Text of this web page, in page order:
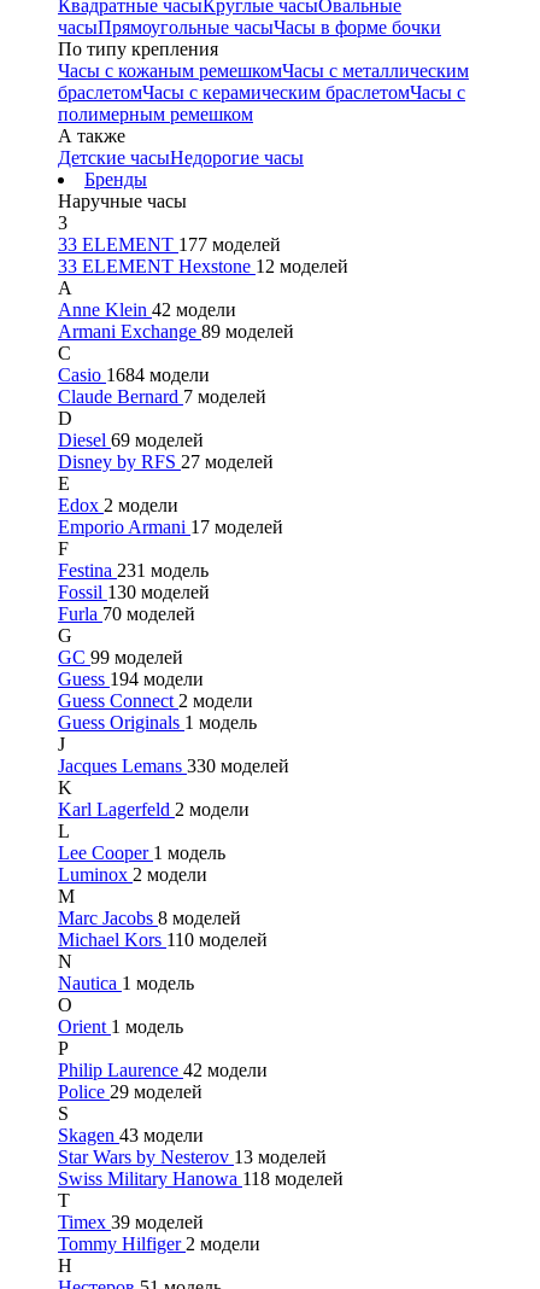
Квадратные часыКруглые часыОвальные
часыПрямоугольные часыЧасы в форме бочки
По типу крепления
Часы с кожаным ремешкомЧасы с металлическим
браслетомЧасы с керамическим браслетомЧасы с
полимерным ремешком
А также
Детские часыНедорогие часы
Бренды
Наручные часы
3
33 ELEMENT 177 моделей
33 ELEMENT Hexstone 12 моделей
A
Anne Klein 42 модели
Armani Exchange 89 моделей
C
Casio 1684 модели
Claude Bernard 7 моделей
D
Diesel 69 моделей
Disney by RFS 27 моделей
E
Edox 2 модели
Emporio Armani 17 моделей
F
Festina 231 модель
Fossil 130 моделей
Furla 70 моделей
G
GC 99 моделей
Guess 194 модели
Guess Connect 2 модели
Guess Originals 1 модель
J
Jacques Lemans 330 моделей
K
Karl Lagerfeld 2 модели
L
Lee Cooper 1 модель
Luminox 2 модели
M
Marc Jacobs 8 моделей
Michael Kors 110 моделей
N
Nautica 1 модель
O
Orient 1 модель
P
Philip Laurence 42 модели
Police 29 моделей
S
Skagen 43 модели
Star Wars by Nesterov 13 моделей
Swiss Military Hanowa 118 моделей
T
Timex 39 моделей
Tommy Hilfiger 2 модели
Н